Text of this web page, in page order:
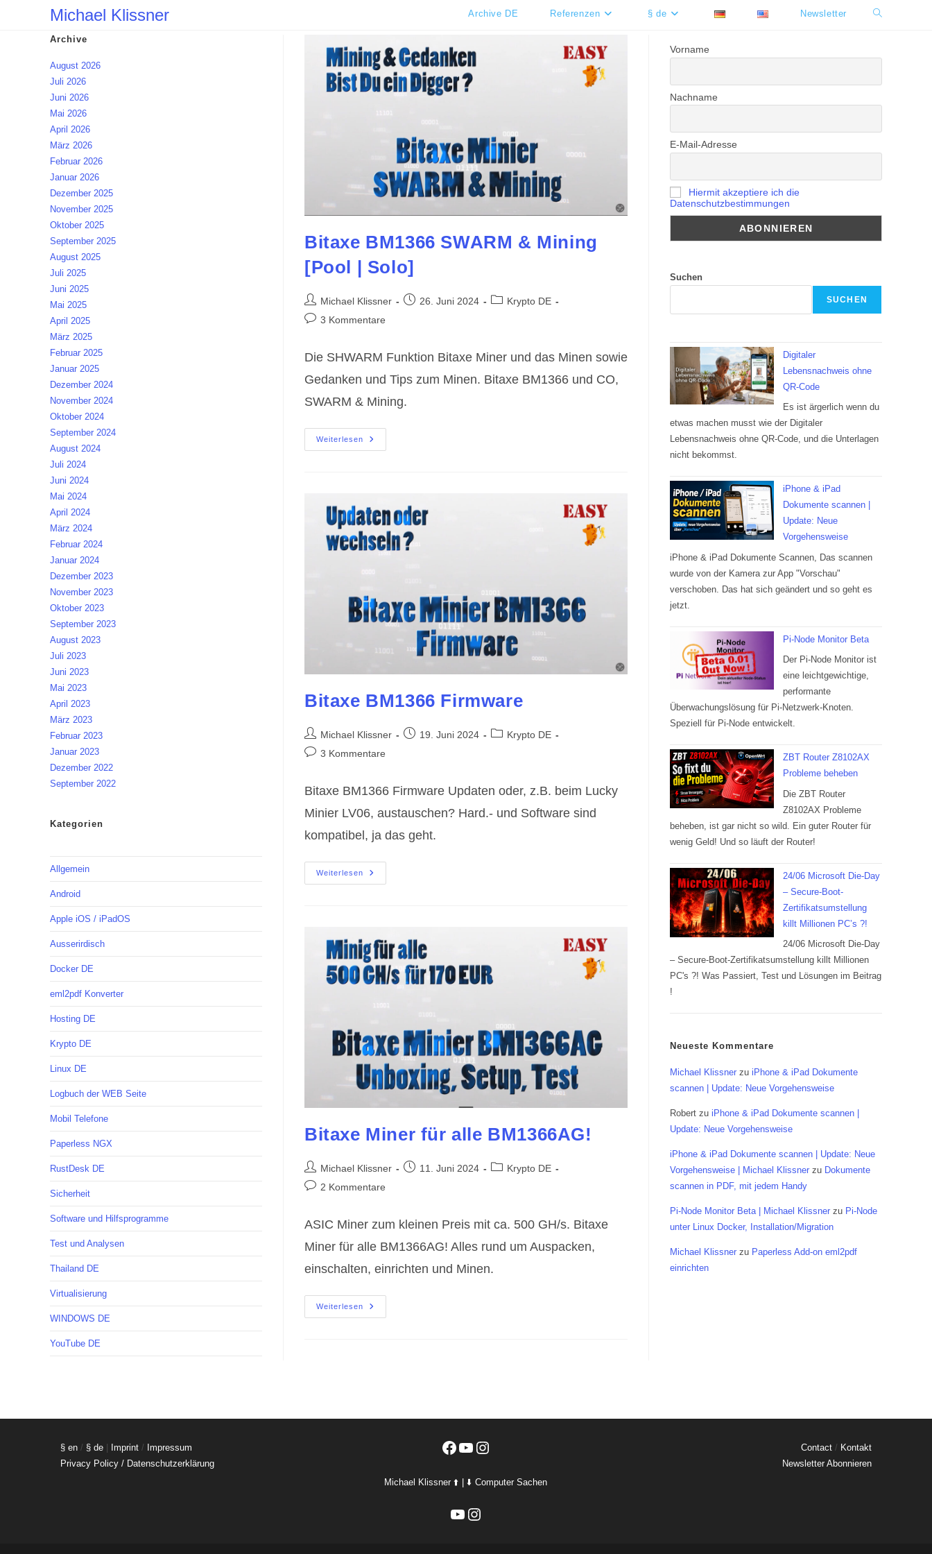
Michael Klissner Archive DE Referenzen § de Newsletter Website-
Bitaxe BM1366 SWARM & Mining
[Pool | Solo]
Beitrags-
Autor:
Michael Klissner
Beitrag26. Juni 2024
Beitrags-
Krypto DE
Beitrags-
3 Kommentare
Die SHWARM Funktion Bitaxe Miner und das Minen sowie
Gedanken und Tips zum Minen. Bitaxe BM1366 und CO,
SWARM & Mining.
Weiterlesen
Bitaxe
BM1366
Solo]
Bitaxe BM1366 Firmware
Beitrags-
Autor:
Michael Klissner
Beitrag19. Juni 2024
Beitrags-
Krypto DE
Beitrags-
3 Kommentare
Bitaxe BM1366 Firmware Updaten oder, z.B. beim Lucky
Minier LV06, austauschen? Hard.- und Software sind
kompatibel, ja das geht.
Weiterlesen
Bitaxe
BM1366
Bitaxe Miner für alle BM1366AG!
Beitrags-
Autor:
Michael Klissner
Beitrag11. Juni 2024
Beitrags-
Krypto DE
Beitrags-
2 Kommentare
ASIC Miner zum kleinen Preis mit ca. 500 GH/s. Bitaxe
Miner für alle BM1366AG! Alles rund um Auspacken,
einschalten, einrichten und Minen.
Weiterlesen
Bitaxe
Miner
Archive
August 2026
Juli 2026
Juni 2026
Mai 2026
April 2026
März 2026
Februar 2026
Januar 2026
Dezember 2025
November 2025
Oktober 2025
September 2025
August 2025
Juli 2025
Juni 2025
Mai 2025
April 2025
März 2025
Februar 2025
Januar 2025
Dezember 2024
November 2024
Oktober 2024
September 2024
August 2024
Juli 2024
Juni 2024
Mai 2024
April 2024
März 2024
Februar 2024
Januar 2024
Dezember 2023
November 2023
Oktober 2023
September 2023
August 2023
Juli 2023
Juni 2023
Mai 2023
April 2023
März 2023
Februar 2023
Januar 2023
Dezember 2022
September 2022
Kategorien
Allgemein
Android
Apple iOS / iPadOS
Ausserirdisch
Docker DE
eml2pdf Konverter
Hosting DE
Krypto DE
Linux DE
Logbuch der WEB Seite
Mobil Telefone
Paperless NGX
RustDesk DE
Sicherheit
Software und Hilfsprogramme
Test und Analysen
Thailand DE
Virtualisierung
WINDOWS DE
YouTube DE
Vorname
Nachname
E-Mail-Adresse
Hiermit akzeptiere ich die
Datenschutzbestimmungen
Suchen
SUCHEN
Digitaler
Lebensnachweis ohne
QR-Code
Es ist ärgerlich wenn du
etwas machen musst wie der Digitaler
Lebensnachweis ohne QR-Code, und die Unterlagen
nicht bekommst.
iPhone & iPad
Dokumente scannen |
Update: Neue
Vorgehensweise
iPhone & iPad Dokumente Scannen, Das scannen
wurde von der Kamera zur App "Vorschau"
verschoben. Das hat sich geändert und so geht es
jetzt.
Pi-Node Monitor Beta
Der Pi-Node Monitor ist
eine leichtgewichtige,
performante
Überwachungslösung für Pi-Netzwerk-Knoten.
Speziell für Pi-Node entwickelt.
ZBT Router Z8102AX
Probleme beheben
Die ZBT Router
Z8102AX Probleme
beheben, ist gar nicht so wild. Ein guter Router für
wenig Geld! Und so läuft der Router!
24/06 Microsoft Die-Day
– Secure-Boot-
Zertifikatsumstellung
killt Millionen PC’s ?!
24/06 Microsoft Die-Day
– Secure-Boot-Zertifikatsumstellung killt Millionen
PC's ?! Was Passiert, Test und Lösungen im Beitrag
!
Neueste Kommentare
Michael Klissner zu iPhone & iPad Dokumente
scannen | Update: Neue Vorgehensweise
Robert zu iPhone & iPad Dokumente scannen |
Update: Neue Vorgehensweise
iPhone & iPad Dokumente scannen | Update: Neue
Vorgehensweise | Michael Klissner zu Dokumente
scannen in PDF, mit jedem Handy
Pi-Node Monitor Beta | Michael Klissner zu Pi-Node
unter Linux Docker, Installation/Migration
Michael Klissner zu Paperless Add-on eml2pdf
einrichten
§ en / § de Imprint / Impressum
Privacy Policy / Datenschutzerklärung
Facebook
YouTubeInstagram
Michael Klissner ⬆️ | ⬇️ Computer Sachen
YouTubeInstagram
Contact/ Kontakt
Newsletter Abonnieren